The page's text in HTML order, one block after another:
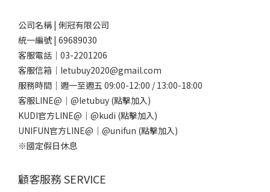
公司名稱 | 俐冠有限公司
統一編號 | 69689030
客服電話｜03-2201206
客服信箱｜letubuy2020@gmail.com
服務時間｜週一至週五 09:00-12:00 / 13:00-18:00
客服LINE@｜ @letubuy (點擊加入)
KUDI官方LINE@｜ @kudi (點擊加入)
UNIFUN官方LINE@｜ @unifun (點擊加入)
※國定假日休息
顧客服務 SERVICE